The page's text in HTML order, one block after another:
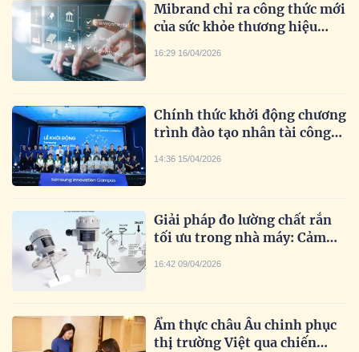
Mibrand chỉ ra công thức mới
của sức khỏe thương hiệu
16:29 16/04/2026
Chính thức khởi động chương
trình đào tạo nhân tài công
Campus 2026
14:36 15/04/2026
Giải pháp đo lường chất rắn
tối ưu trong nhà máy: Cảm
radar đo mức
16:42 09/04/2026
Ẩm thực châu Âu chinh phục
thị trường Việt qua chiến